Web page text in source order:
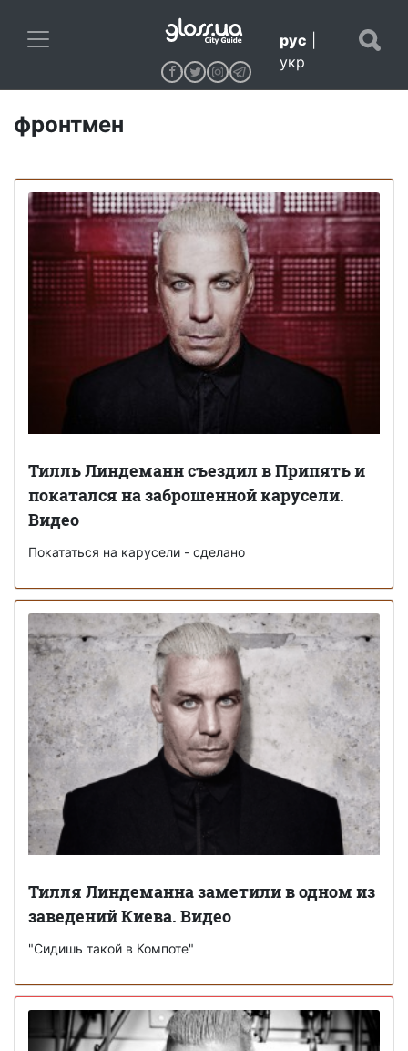
рус
укр
фронтмен
Тилль Линдеманн съездил в Припять и
покатался на заброшенной карусели.
Видео
Покататься на карусели - сделано
Тилля Линдеманна заметили в одном из
заведений Киева. Видео
"Сидишь такой в Компоте"